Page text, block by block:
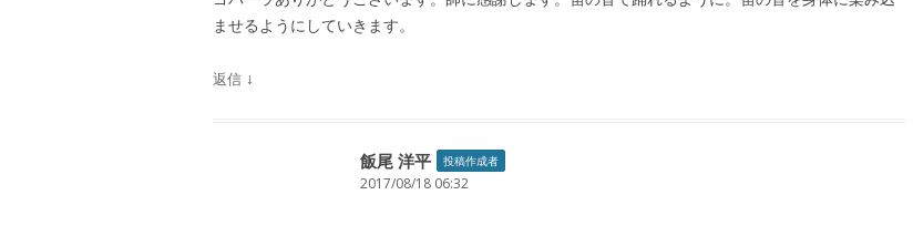
ませるようにしていきます。
返信 ↓
飯尾 洋平 投稿作成者
2017/08/18 06:32